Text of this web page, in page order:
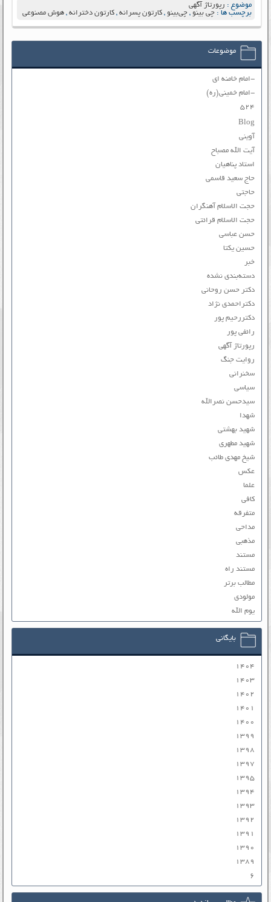
موضوع : رپورتاژ آگهی
برچسب ها :چی بینو ,چی‌بینو ,کارتون پسرانه ,کارتون دخترانه ,هوش مصنوعی
موضوعات
-امام خامنه ای
-امام خمینی(ره)
۵۲۴
Blog
آوینی
آیت الله مصباح
استاد پناهیان
حاج سعید قاسمی
حاجتی
حجت الاسلام آهنگران
حجت الاسلام قرائتی
حسن عباسی
حسین یکتا
خبر
دسته‌بندی نشده
دکتر حسن روحانی
دکتراحمدی نژاد
دکتررحیم پور
رائفی پور
رپورتاژ آگهی
روایت جنگ
سخنرانی
سیاسی
سیدحسن نصرالله
شهدا
شهید بهشتی
شهید مطهری
شیخ مهدی طائب
عکس
علما
کافی
متفرقه
مداحی
مذهبی
مستند
مستند راه
مطالب برتر
مولودی
یوم الله
بایگانی
۱۴۰۴
۱۴۰۳
۱۴۰۲
۱۴۰۱
۱۴۰۰
۱۳۹۹
۱۳۹۸
۱۳۹۷
۱۳۹۵
۱۳۹۴
۱۳۹۳
۱۳۹۲
۱۳۹۱
۱۳۹۰
۱۳۸۹
۶